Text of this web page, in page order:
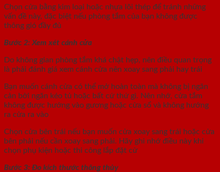
Chọn cửa bằng kim loại hoặc nhựa lõi thép để tránh những
vấn đề này, đặc biệt nếu phòng tắm của bạn không được
thông gió đầy đủ
Bước 2: Xem xét cánh cửa
Do không gian phòng tắm khá chật hẹp, nên điều quan trọng
là phải đánh giá xem cánh cửa nên xoay sang phải hay trái
Bạn muốn cánh cửa có thể mở hoàn toàn mà không bị ngăn
cản bởi ngăn kéo tủ hoặc bất cứ thứ gì. Nên nhớ, cửa tắm
không được hướng vào gương hoặc cửa sổ và không hướng
ra cửa ra vào
Chọn cửa bên trái nếu bạn muốn cửa xoay sang trái hoặc cửa
bên phải nếu cần xoay sang phải. Hãy ghi nhớ điều này khi
chọn phụ kiện hoặc thi công lắp đặt cử
Bước 3: Đo kích thước thông thủy